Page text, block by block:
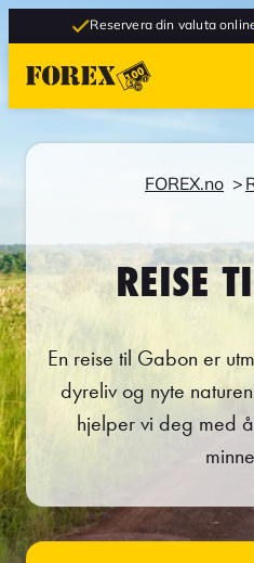
Reservera din valuta online
FOREX.no
REISE
En reise til Gabon er
dyreliv og nyte
hjelper vi deg med